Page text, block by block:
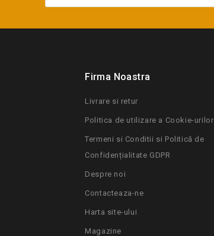
Firma Noastra
Livrare si retur
Politica de utilizare a Cookie-urilor
Termeni si Conditii si Politică de
Confidențialitate GDPR
Despre noi
Contacteaza-ne
Harta site-ului
Magazine